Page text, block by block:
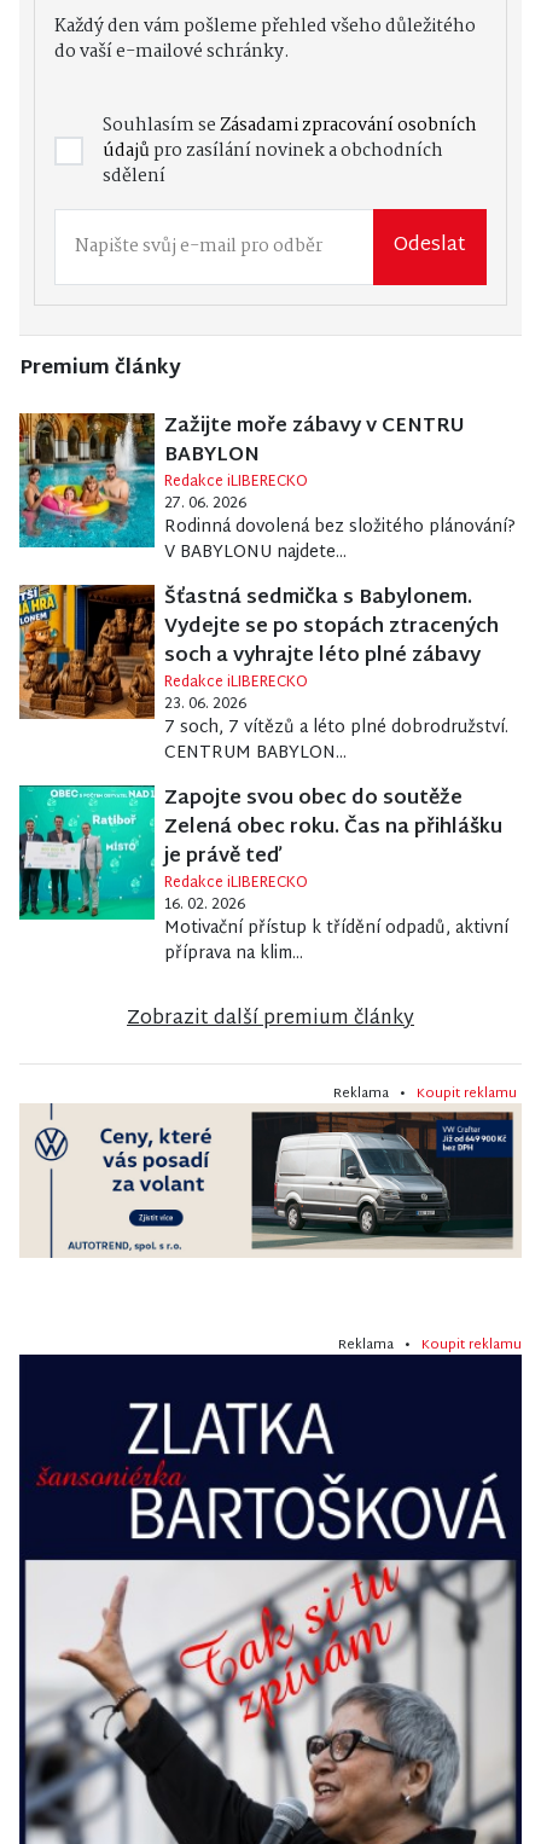
Každý den vám pošleme přehled všeho důležitého
do vaší e-mailové schránky.
Souhlasím seZásadami zpracování osobních
údajůpro zasílání novinek a obchodních
sdělení
Odeslat
Premium články
Zažijte moře zábavy v CENTRU
BABYLON
Redakce iLIBERECKO
27. 06. 2026
Rodinná dovolená bez složitého plánování?
V BABYLONU najdete...
Šťastná sedmička s Babylonem.
Vydejte se po stopách ztracených
soch a vyhrajte léto plné zábavy
Redakce iLIBERECKO
23. 06. 2026
7 soch, 7 vítězů a léto plné dobrodružství.
CENTRUM BABYLON...
Zapojte svou obec do soutěže
Zelená obec roku. Čas na přihlášku
je právě teď
Redakce iLIBERECKO
16. 02. 2026
Motivační přístup k třídění odpadů, aktivní
příprava na klim...
Zobrazit další premium články
Reklama • Koupit reklamu
Reklama • Koupit reklamu